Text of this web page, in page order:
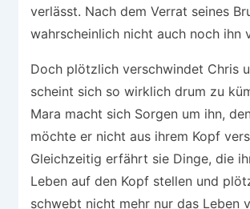
verlässt. Nach dem Verrat seines
wahrscheinlich nicht auch noch ihn
Doch plötzlich verschwindet Chris
scheint sich so wirklich drum zu
Mara macht sich Sorgen um ihn,
möchte er nicht aus ihrem Kopf
Gleichzeitig erfährt sie Dinge, die
Leben auf den Kopf stellen und
schwebt nicht mehr nur das Leben